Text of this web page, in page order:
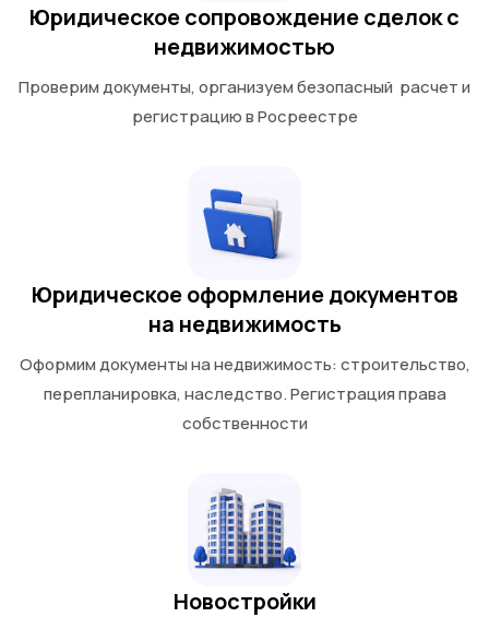
Юридическое сопровождение сделок с
недвижимостью
Проверим документы, организуем безопасный расчет и
регистрацию в Росреестре
Юридическое оформление документов
на недвижимость
Оформим документы на недвижимость: строительство,
перепланировка, наследство. Регистрация права
собственности
Новостройки